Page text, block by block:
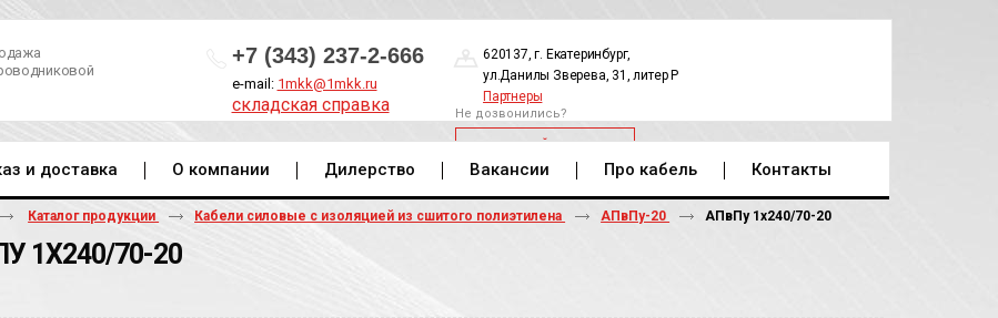
+7 (343) 237-2-666
e-mail: 1mkk@1mkk.ru
складская справка
620137, г. Екатеринбург,
ул.Данилы Зверева, 31, литер Р
Партнеры
Не дозвонились?
ОБРАТНЫЙ ЗВОНОК
и доставка О компании Дилерство Вакансии Про кабель Контакты
Каталог продукции Кабели силовые с изоляцией из сшитого полиэтилена АПвПу-20 АПвПу 1х240/70-20
1Х240/70-20